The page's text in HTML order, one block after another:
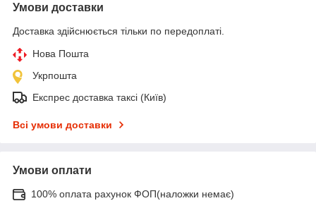
Умови доставки
Доставка здійснюється тільки по передоплаті.
Нова Пошта
Укрпошта
Експрес доставка таксі (Київ)
Всі умови доставки
Умови оплати
100% оплата рахунок ФОП(наложки немає)